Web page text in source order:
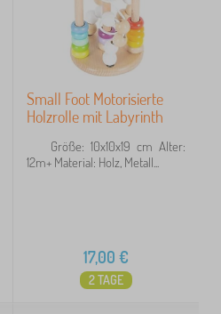
Small Foot Motorisierte
Holzrolle mit Labyrinth
Größe: 10x10x19 cm Alter:
12m+ Material: Holz, Metall...
17,00 €
2 TAGE